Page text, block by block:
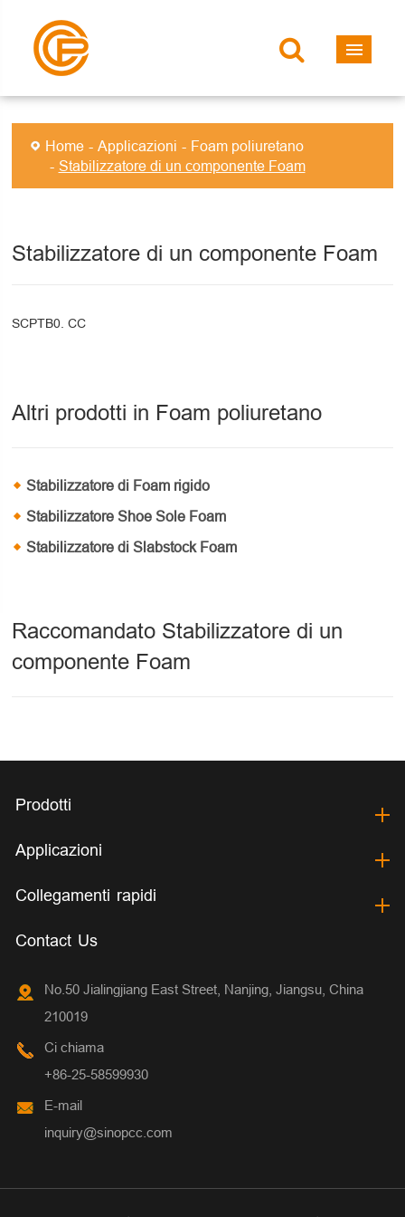
Home Applicazioni
Foam poliuretano
Stabilizzatore di un componente Foam
Stabilizzatore di un componente Foam
SCPTB0. CC
Altri prodotti in Foam poliuretano
Stabilizzatore di Foam rigido
Stabilizzatore Shoe Sole Foam
Stabilizzatore di Slabstock Foam
Raccomandato Stabilizzatore di un
componente Foam
Prodotti
Applicazioni
Collegamenti rapidi
Contact Us
No.50 Jialingjiang East Street, Nanjing, Jiangsu, China
210019
Ci chiama
+86-25-58599930
E-mail
inquiry@sinopcc.com